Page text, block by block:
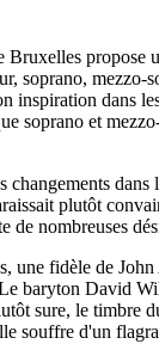
Bruxelles propose
soprano, mezzo-
inspiration dans
soprano et
changements
plutôt
de nombreuses
une fidèle de
baryton David
sure, le timbre
souffre d'un